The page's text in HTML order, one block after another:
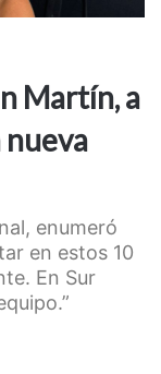
Martín, a
nueva
enumeró
en estos 10
En Sur